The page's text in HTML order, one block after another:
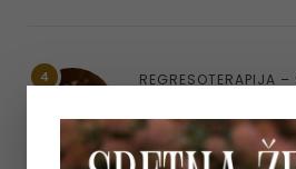
4
REGRESOTERAPIJA
ŽIVOTA MOGU